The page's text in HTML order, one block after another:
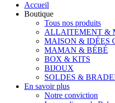
Accueil
Boutique
Tous nos produits
ALLAITEMENT &
MAISON & IDÉES
MAMAN & BÉBÉ
BOX & KITS
BIJOUX
SOLDES &
En savoir plus
Notre conviction